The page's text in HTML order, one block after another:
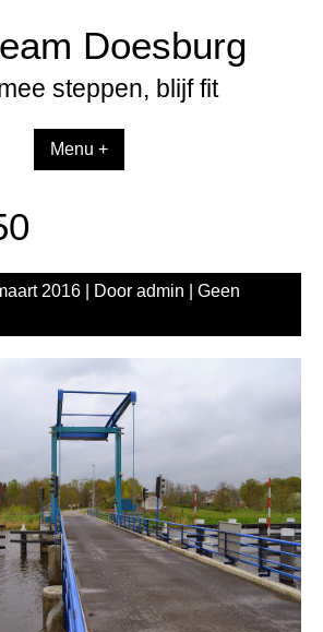
Doesburg
steppen, blijf fit
Menu +
2016 | Door admin
Geen